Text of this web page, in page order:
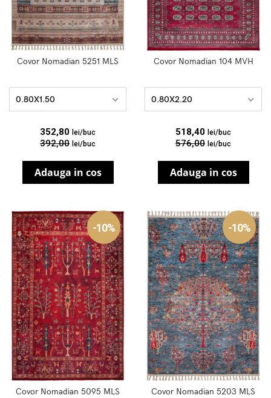
Covor Nomadian 5251 MLS
0.80X1.50
352,80 lei/buc
392,00 lei/buc
Adauga in cos
Covor Nomadian 104 MVH
0.80X2.20
518,40 lei/buc
576,00 lei/buc
Adauga in cos
-10%
Covor Nomadian 5095 MLS
-10%
Covor Nomadian 5203 MLS